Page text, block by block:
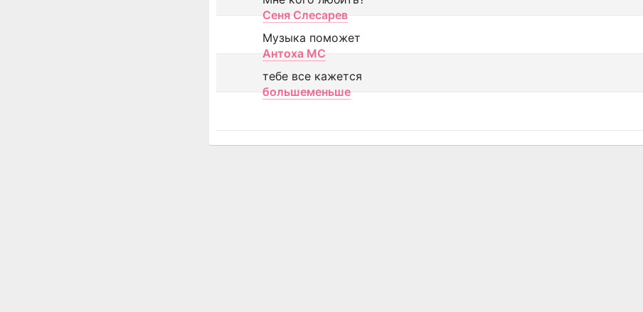
Сеня Слесарев
Музыка поможет
Антоха МС
тебе все кажется
большеменьше